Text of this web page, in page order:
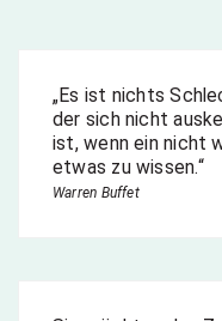
„Es ist nichts
der sich nicht
ist, wenn ein nicht
etwas zu wissen.“
Warren Buffet